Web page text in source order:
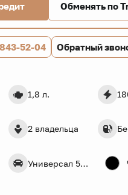
1,8 л.
2 владельца
Универсал 5 дв.
Обменять по
52-04 Обратный